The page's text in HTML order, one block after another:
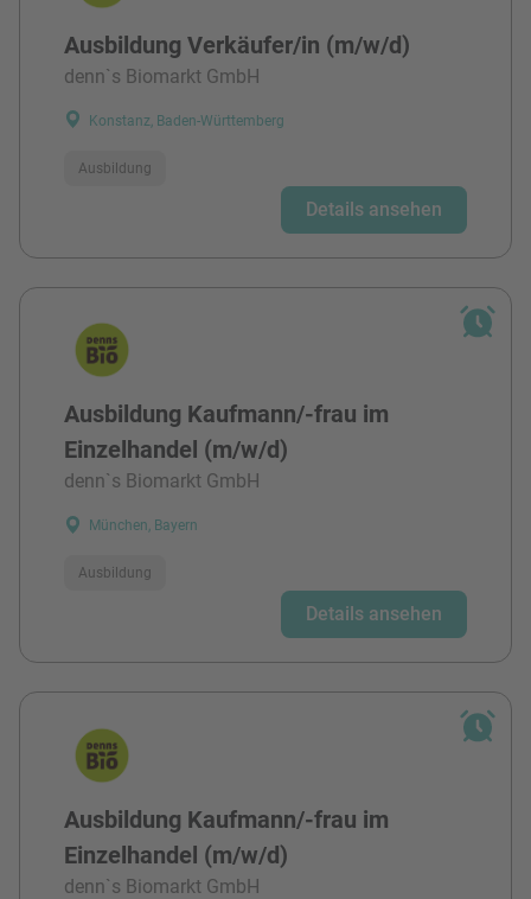
Ausbildung Verkäufer/in (m/w/d)
denn`s Biomarkt GmbH
Konstanz, Baden-Württemberg
Ausbildung
Details ansehen
Ausbildung Kaufmann/-frau im
Einzelhandel (m/w/d)
denn`s Biomarkt GmbH
München, Bayern
Ausbildung
Details ansehen
Ausbildung Kaufmann/-frau im
Einzelhandel (m/w/d)
denn`s Biomarkt GmbH